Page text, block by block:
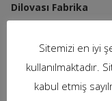
Dilovası Fabrika
Dilovası/KOCAELİ
T: +90 262 290 86 54-
Sitemizi en iyi
kullanılmaktadır.
kabul etmiş